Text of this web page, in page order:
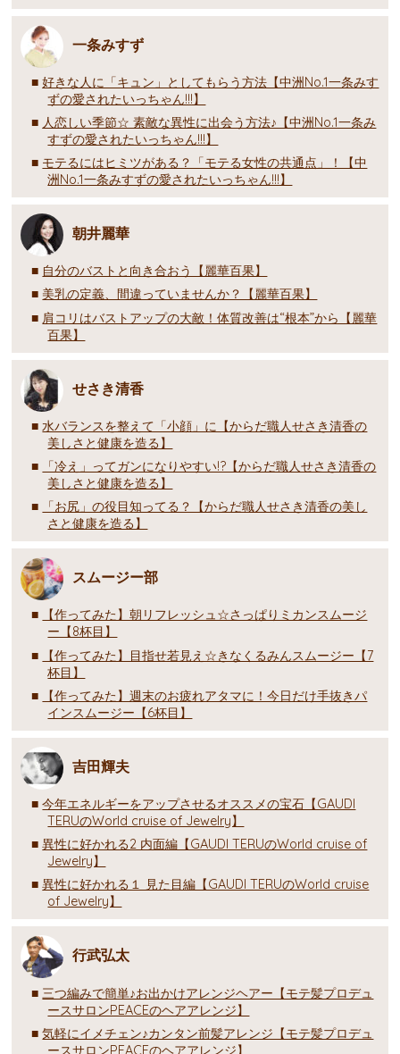
一条みすず
好きな人に「キュン」としてもらう方法【中洲No.1一条みす
ずの愛されたいっちゃん!!!】
人恋しい季節☆ 素敵な異性に出会う方法♪【中洲No.1一条み
すずの愛されたいっちゃん!!!】
モテるにはヒミツがある？「モテる女性の共通点」！【中
洲No.1一条みすずの愛されたいっちゃん!!!】
朝井麗華
自分のバストと向き合おう【麗華百果】
美乳の定義、間違っていませんか？【麗華百果】
肩コリはバストアップの大敵！体質改善は“根本”から【麗華
百果】
せさき清香
水バランスを整えて「小顔」に【からだ職人せさき清香の
美しさと健康を造る】
「冷え」ってガンになりやすい!?【からだ職人せさき清香の
美しさと健康を造る】
「お尻」の役目知ってる？【からだ職人せさき清香の美し
さと健康を造る】
スムージー部
【作ってみた】朝リフレッシュ☆さっぱりミカンスムージ
ー【8杯目】
【作ってみた】目指せ若見え☆きなくるみんスムージー【7
杯目】
【作ってみた】週末のお疲れアタマに！今日だけ手抜きパ
インスムージー【6杯目】
吉田輝夫
今年エネルギーをアップさせるオススメの宝石【GAUDI
TERUのWorld cruise of Jewelry】
異性に好かれる2 内面編【GAUDI TERUのWorld cruise of
Jewelry】
異性に好かれる１ 見た目編【GAUDI TERUのWorld cruise
of Jewelry】
行武弘太
三つ編みで簡単♪お出かけアレンジヘアー【モテ髪プロデュ
ースサロンPEACEのヘアアレンジ】
気軽にイメチェン♪カンタン前髪アレンジ【モテ髪プロデュ
ースサロンPEACEのヘアアレンジ】